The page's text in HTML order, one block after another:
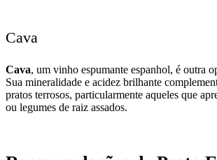
Cava
Cava, um vinho espumante espanhol, é outra
Sua mineralidade e acidez brilhante
pratos terrosos, particularmente aqueles que
ou legumes de raiz assados.